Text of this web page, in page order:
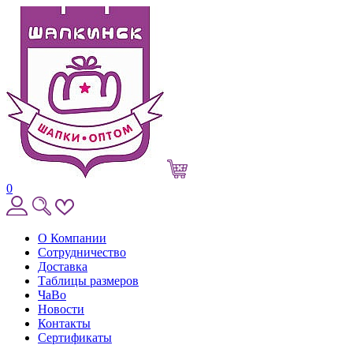
0
О Компании
Сотрудничество
Доставка
Таблицы размеров
ЧаВо
Новости
Контакты
Сертификаты